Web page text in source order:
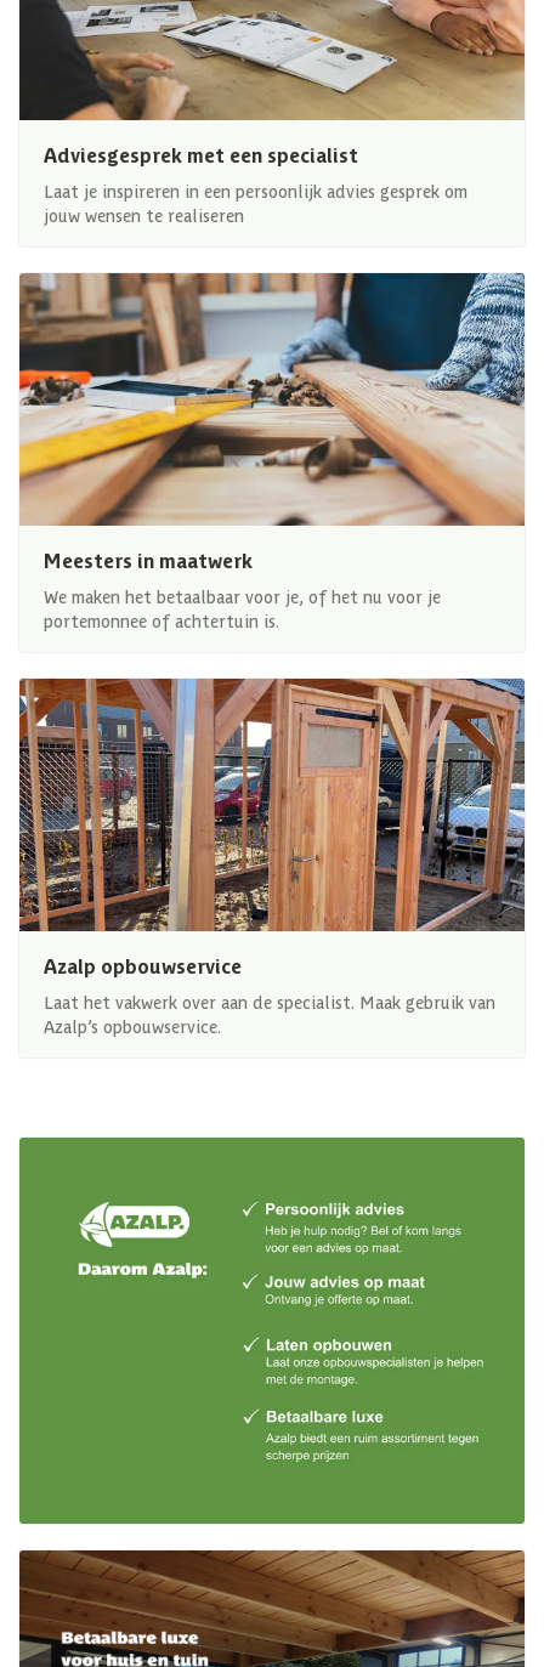
Adviesgesprek met een specialist
Laat je inspireren in een persoonlijk advies gesprek om
jouw wensen te realiseren
Meesters in maatwerk
We maken het betaalbaar voor je, of het nu voor je
portemonnee of achtertuin is.
Azalp opbouwservice
Laat het vakwerk over aan de specialist. Maak gebruik van
Azalp’s opbouwservice.